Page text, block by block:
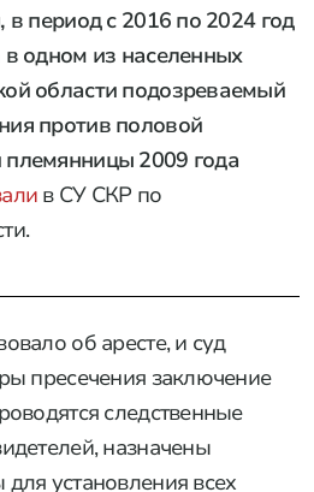
в период с 2016 по 2024 год
в одном из населенных
области подозреваемый
против половой
племянницы 2009 года
в СУ СКР по
об аресте, и суд
пресечения заключение
следственные
назначены
установления всех